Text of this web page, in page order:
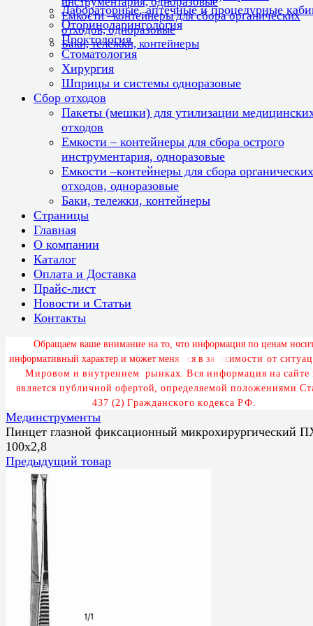
Емкости –контейнеры для сбора органических
отходов, одноразовые
Баки, тележки, контейнеры
Лабораторные, аптечные и процедурные
Оториноларингология
Проктология
Стоматология
Хирургия
Шприцы и системы одноразовые
Сбор отходов
Пакеты (мешки) для утилизации
отходов
Емкости – контейнеры для сбора острого
инструментария, одноразовые
Емкости –контейнеры для сбора органических
отходов, одноразовые
Баки, тележки, контейнеры
Страницы
Главная
О компании
Каталог
Оплата и Доставка
Прайс-лист
Новости и Статьи
Контакты
Обращаем ваше внимание на то, что информация по ценам носи
информативный характер и может меня ься в за исимости от ситуац
Мировом и внутреннем рынках. Вся информация на сайте
является публичной офертой, определяемой положениями Ст
437 (2) Гражданского кодекса РФ.
Мединструменты
Пинцет глазной фиксационный микрохирургический
100х2,8
Предыдущий товар